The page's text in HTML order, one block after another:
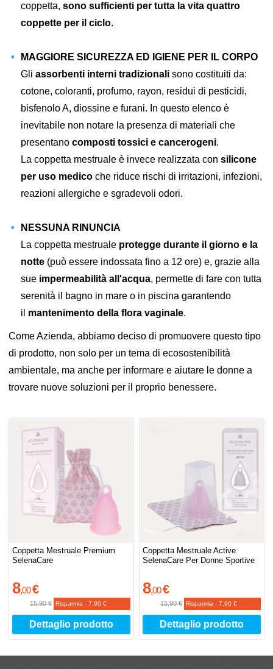
coppetta, sono sufficienti per tutta la vita quattro
coppette per il ciclo.
MAGGIORE SICUREZZA ED IGIENE PER IL CORPO
Gli assorbenti interni tradizionali sono costituiti da:
cotone, coloranti, profumo, rayon, residui di pesticidi,
bisfenolo A, diossine e furani. In questo elenco è
inevitabile non notare la presenza di materiali che
presentano composti tossici e cancerogeni.
La coppetta mestruale è invece realizzata con silicone
per uso medico che riduce rischi di irritazioni, infezioni,
reazioni allergiche e sgradevoli odori.
NESSUNA RINUNCIA
La coppetta mestruale protegge durante il giorno e la
notte (può essere indossata fino a 12 ore) e, grazie alla
sue impermeabilità all'acqua, permette di fare con tutta
serenità il bagno in mare o in piscina garantendo
il mantenimento della flora vaginale.
Come Azienda, abbiamo deciso di promuovere questo tipo
di prodotto, non solo per un tema di ecosostenibilità
ambientale, ma anche per informare e aiutare le donne a
trovare nuove soluzioni per il proprio benessere.
Coppetta Mestruale Premium
SelenaCare
8,00€
15,90 € Risparmia -7,90 €
Dettaglio prodotto
Coppetta Mestruale Active
SelenaCare Per Donne Sportive
8,00€
15,90 € Risparmia -7,90 €
Dettaglio prodotto